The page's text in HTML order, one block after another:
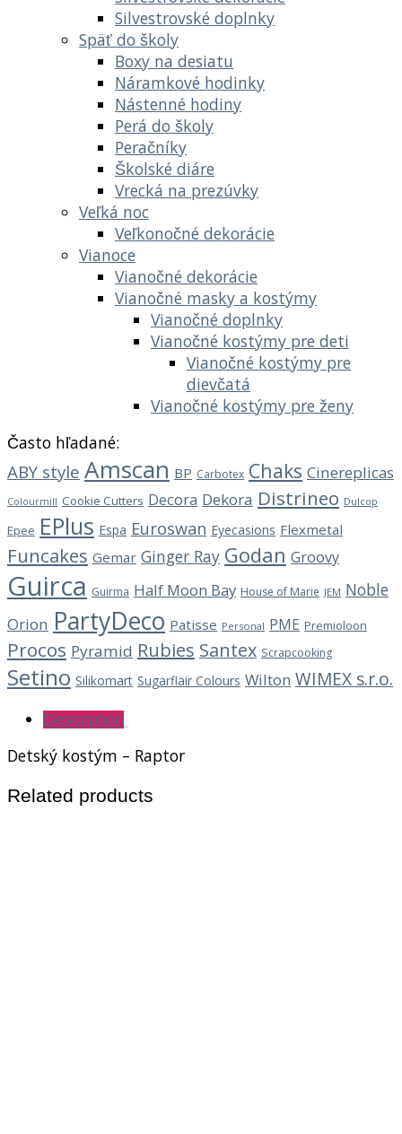
Silvestrovské doplnky
Späť do školy
Boxy na desiatu
Náramkové hodinky
Nástenné hodiny
Perá do školy
Peračníky
Školské diáre
Vrecká na prezúvky
Veľká noc
Veľkonočné dekorácie
Vianoce
Vianočné dekorácie
Vianočné masky a kostýmy
Vianočné doplnky
Vianočné kostýmy pre deti
Vianočné kostýmy pre
dievčatá
Vianočné kostýmy pre ženy
Často hľadané:
ABY style Amscan BP Carbotex Chaks Cinereplicas
Colourmill Cookie Cutters Decora Dekora Distrineo Dulcop
Epee EPlus Espa Euroswan Eyecasions Flexmetal
Funcakes Gemar Ginger Ray Godan Groovy
Guirca Guirma Half Moon Bay House of Marie JEM Noble
Orion PartyDeco Patisse Personal PME Premioloon
Procos Pyramid Rubies Santex Scrapcooking
Setino Silikomart Sugarflair Colours Wilton WIMEX s.r.o.
Description
Detský kostým – Raptor
Related products